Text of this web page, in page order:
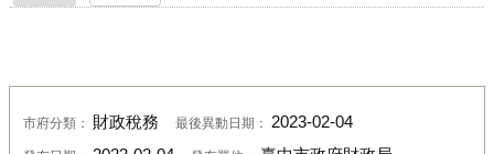
市府分類： 財政稅務 最後異動日期： 2023-02-04